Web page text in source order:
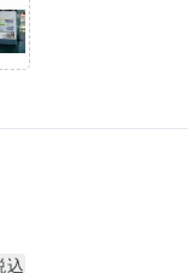
込